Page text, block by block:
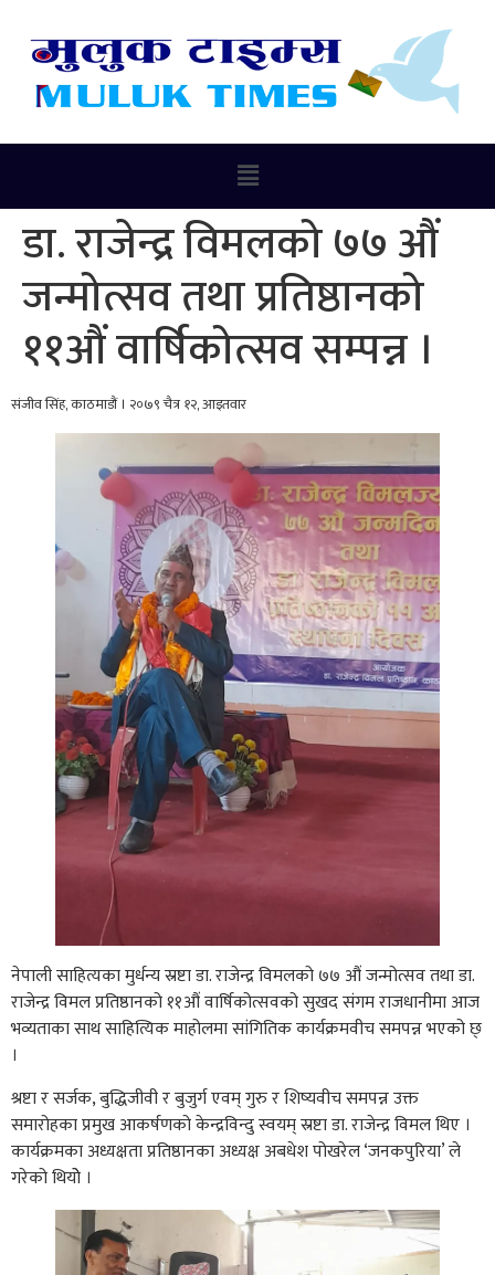
डा. राजेन्द्र विमलको ७७ औं
जन्मोत्सव तथा प्रतिष्ठानको
११औं वार्षिकोत्सव सम्पन्न ।
संजीव सिंह, काठमाडौं । २०७९ चैत्र १२, आइतवार
नेपाली साहित्यका मुर्धन्य स्रष्टा डा. राजेन्द्र विमलको ७७ औं जन्मोत्सव तथा डा.
राजेन्द्र विमल प्रतिष्ठानको ११औं वार्षिकोत्सवको सुखद संगम राजधानीमा आज
भव्यताका साथ साहित्यिक माहोलमा सांगितिक कार्यक्रमवीच समपन्न भएको छ्
।
श्रष्टा र सर्जक, बुद्धिजीवी र बुजुर्ग एवम् गुरु र शिष्यवीच समपन्न उक्त
समारोहका प्रमुख आकर्षणको केन्द्रविन्दु स्वयम् स्रष्टा डा. राजेन्द्र विमल थिए ।
कार्यक्रमका अध्यक्षता प्रतिष्ठानका अध्यक्ष अबधेश पोखरेल ‘जनकपुरिया’ ले
गरेको थियोे ।